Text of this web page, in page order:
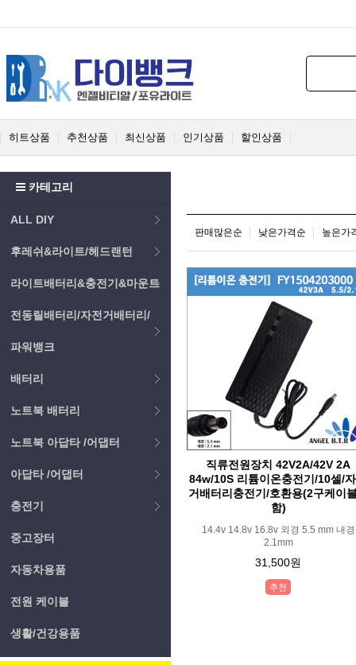
히트상품 추천상품 최신상품 인기상품 할인상품
카테고리
ALL DIY
후레쉬&라이트/헤드랜턴
라이트배터리&충전기&마운트
전동릴배터리/자전거배터리/
파워뱅크
배터리
노트북 배터리
노트북 아답타 /어댑터
아답타 /어댑터
충전기
중고장터
자동차용품
전원 케이블
생활/건강용품
판매많은순 낮은가격순 높은가
직류전원장치 42V2A/42V 2A
84w/10S 리튬이온충전기/10셀/
거배터리충전기/호환용(2구케이
함)
14.4v 14.8v 16.8v 외경 5.5 mm 내경
2.1mm
31,500원
추천